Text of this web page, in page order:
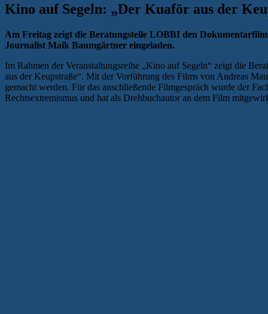
Kino auf Segeln: „Der Kuaför aus der
Am Freitag zeigt die Beratungstelle LOBBI den
Journalist Maik Baumgärtner eingeladen.
Im Rahmen der Veranstaltungsreihe „Kino auf Segeln“ zeigt die
aus der Keupstraße“. Mit der Vorführung des Films von Andreas
gemacht werden. Für das anschließende Filmgespräch wurde der
Rechtsextremismus und hat als Drehbuchautor an dem Film